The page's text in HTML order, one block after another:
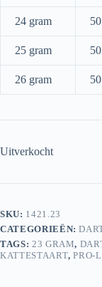
24 gram
25 gram
26 gram
Uitverkocht
SKU: 1421.23
CATEGORIEËN:
TAGS: 23 GRAM,
KATTESTAART,PRO-